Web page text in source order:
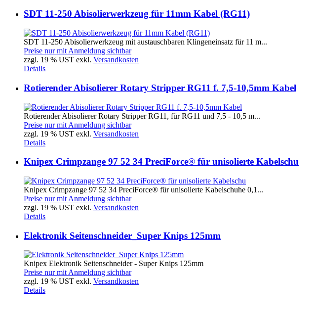
SDT 11-250 Abisolierwerkzeug für 11mm Kabel (RG11)
SDT 11-250 Abisolierwerkzeug mit austauschbaren Klingeneinsatz für 11 m...
Preise nur mit Anmeldung sichtbar
zzgl. 19 % UST exkl. Versandkosten
Details
Rotierender Abisolierer Rotary Stripper RG11 f. 7,5-10,5mm Kabel
Rotierender Abisolierer Rotary Stripper RG11, für RG11 und 7,5 - 10,5 m...
Preise nur mit Anmeldung sichtbar
zzgl. 19 % UST exkl. Versandkosten
Details
Knipex Crimpzange 97 52 34 PreciForce® für unisolierte Kabelschu
Knipex Crimpzange 97 52 34 PreciForce® für unisolierte Kabelschuhe 0,1...
Preise nur mit Anmeldung sichtbar
zzgl. 19 % UST exkl. Versandkosten
Details
Elektronik Seitenschneider_Super Knips 125mm
Knipex Elektronik Seitenschneider - Super Knips 125mm
Preise nur mit Anmeldung sichtbar
zzgl. 19 % UST exkl. Versandkosten
Details